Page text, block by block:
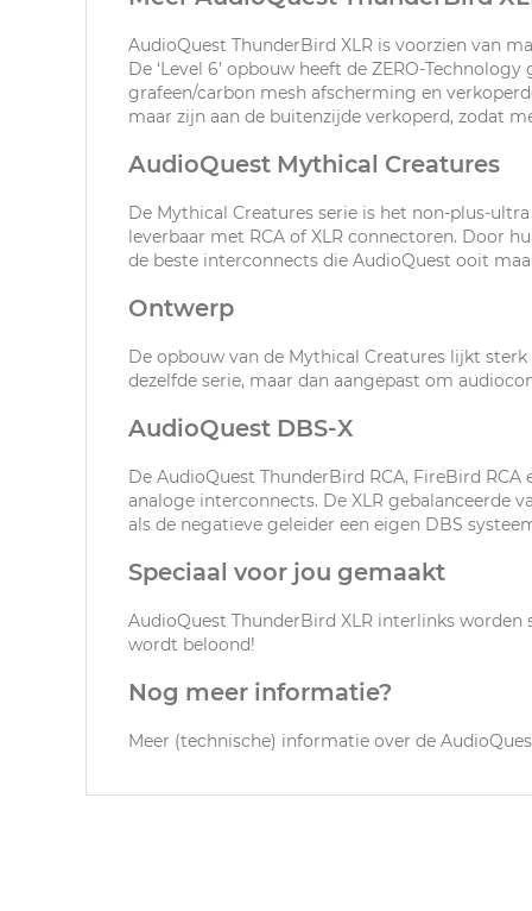
AudioQuest ThunderBird XLR is voorzien van
De ‘Level 6’ opbouw heeft de ZERO-
grafeen/carbon mesh afscherming en
maar zijn aan de buitenzijde verkoperd, zodat
AudioQuest Mythical Creatures
De Mythical Creatures serie is het non-plus-
leverbaar met RCA of XLR connectoren. Door
de beste interconnects die AudioQuest ooit
Ontwerp
De opbouw van de Mythical Creatures lijkt
dezelfde serie, maar dan aangepast om
AudioQuest DBS-X
De AudioQuest ThunderBird RCA, FireBird
analoge interconnects. De XLR gebalanceerde
als de negatieve geleider een eigen DBS
Speciaal voor jou gemaakt
AudioQuest ThunderBird XLR interlinks
wordt beloond!
Nog meer informatie?
Meer (technische) informatie over de